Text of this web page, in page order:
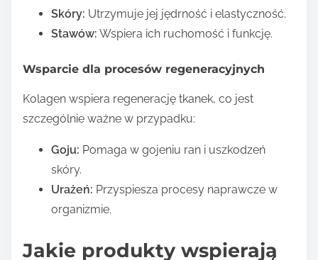
Skóry: Utrzymuje jej jędrność i elastyczność.
Stawów: Wspiera ich ruchomość i funkcję.
Wsparcie dla procesów regeneracyjnych
Kolagen wspiera regenerację tkanek, co jest
szczególnie ważne w przypadku:
Goju: Pomaga w gojeniu ran i uszkodzeń
skóry.
Urażeń: Przyspiesza procesy naprawcze w
organizmie.
Jakie produkty wspierają